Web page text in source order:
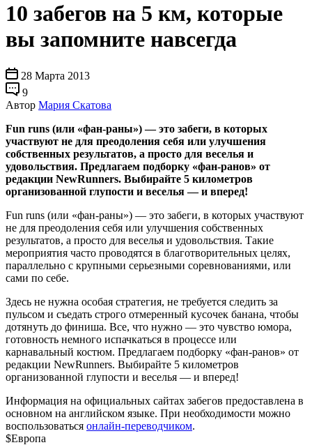
10 забегов на 5 км, которые
вы запомните навсегда
28 Марта 2013
9
Автор Мария Скатова
Fun runs (или «фан-раны») — это забеги, в которых
участвуют не для преодоления себя или улучшения
собственных результатов, а просто для веселья и
удовольствия. Предлагаем подборку «фан-ранов» от
редакции NewRunners. Выбирайте 5 километров
организованной глупости и веселья — и вперед!
Fun runs (или «фан-раны») — это забеги, в которых участвуют
не для преодоления себя или улучшения собственных
результатов, а просто для веселья и удовольствия. Такие
мероприятия часто проводятся в благотворительных целях,
параллельно с крупными серьезными соревнованиями, или
сами по себе.
Здесь не нужна особая стратегия, не требуется следить за
пульсом и съедать строго отмеренный кусочек банана, чтобы
дотянуть до финиша. Все, что нужно — это чувство юмора,
готовность немного испачкаться в процессе или
карнавальный костюм. Предлагаем подборку «фан-ранов» от
редакции NewRunners. Выбирайте 5 километров
организованной глупости и веселья — и вперед!
Информация на официальных сайтах забегов предоставлена в
основном на английском языке. При необходимости можно
воспользоваться онлайн-переводчиком.
$Европа